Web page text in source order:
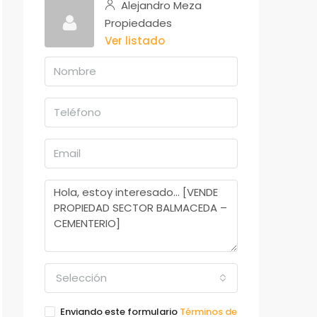
Alejandro Meza
Propiedades
Ver listado
Selección
Enviando este formulario Términos de